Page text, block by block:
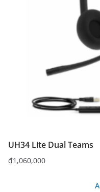
UH34 Lite Dual Teams
₫1,060,000